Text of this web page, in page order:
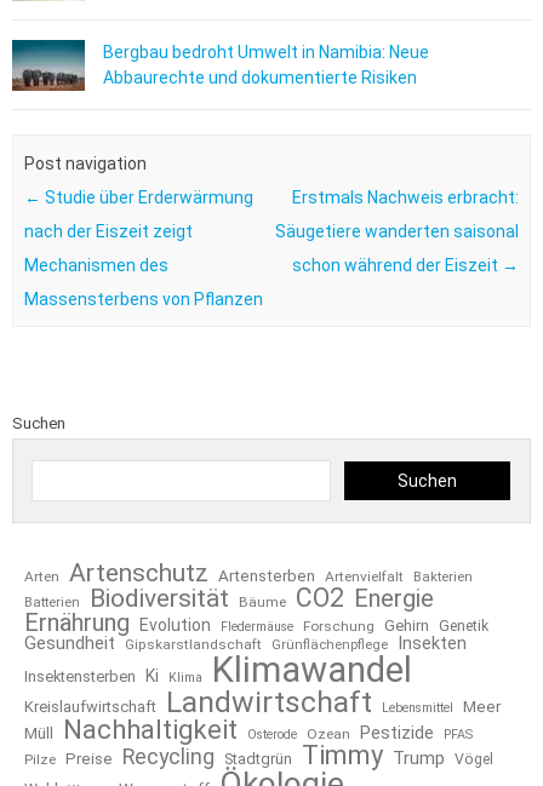
Bergbau bedroht Umwelt in Namibia: Neue
Abbaurechte und dokumentierte Risiken
Post navigation
← Studie über Erderwärmung
nach der Eiszeit zeigt
Mechanismen des
Massensterbens von Pflanzen
Erstmals Nachweis erbracht:
Säugetiere wanderten saisonal
schon während der Eiszeit →
Suchen
Suchen
Arten Artenschutz Artensterben Artenvielfalt
Bakterien
Batterien
Biodiversität Bäume CO2 Energie
Ernährung
Evolution Fledermäuse Forschung Gehirn Genetik
Gesundheit Gipskarstlandschaft Grünflächenpflege Insekten
Insektensterben Ki Klima Klimawandel
Kreislaufwirtschaft Landwirtschaft Lebensmittel
Meer
Müll
Nachhaltigkeit Osterode Ozean Pestizide PFAS
Pilze Preise Recycling Stadtgrün Timmy Trump
Vögel